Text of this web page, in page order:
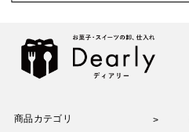
商品カテゴリ